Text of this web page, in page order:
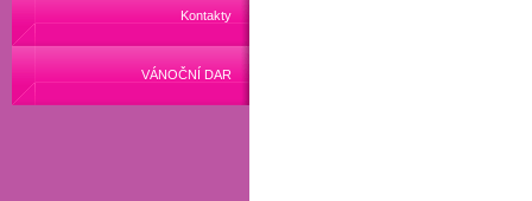
Kontakty
VÁNOČNÍ DAR